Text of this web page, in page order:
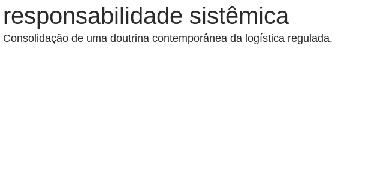
responsabilidade sistêmica
Consolidação de uma doutrina contemporânea da logística regulada.